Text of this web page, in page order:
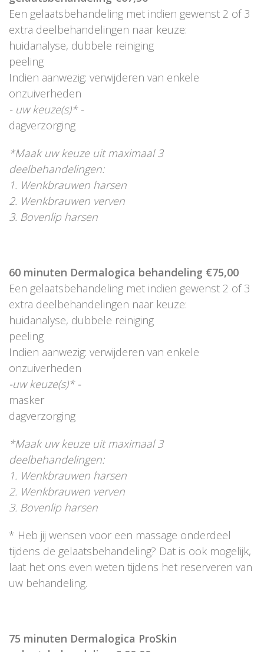
Een gelaatsbehandeling met indien gewenst 2 of 3
extra deelbehandelingen naar keuze:
huidanalyse, dubbele reiniging
peeling
Indien aanwezig: verwijderen van enkele
onzuiverheden
- uw keuze(s)* -
dagverzorging
*Maak uw keuze uit maximaal 3
deelbehandelingen:
1. Wenkbrauwen harsen
2. Wenkbrauwen verven
3. Bovenlip harsen
60 minuten Dermalogica behandeling €75,00
Een gelaatsbehandeling met indien gewenst 2 of 3
extra deelbehandelingen naar keuze:
huidanalyse, dubbele reiniging
peeling
Indien aanwezig: verwijderen van enkele
onzuiverheden
-uw keuze(s)* -
masker
dagverzorging
*Maak uw keuze uit maximaal 3
deelbehandelingen:
1. Wenkbrauwen harsen
2. Wenkbrauwen verven
3. Bovenlip harsen
* Heb jij wensen voor een massage onderdeel
tijdens de gelaatsbehandeling? Dat is ook mogelijk,
laat het ons even weten tijdens het reserveren van
uw behandeling.
75 minuten Dermalogica ProSkin